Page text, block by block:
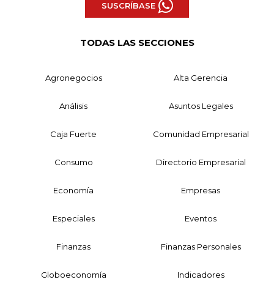
SUSCRÍBASE
TODAS LAS SECCIONES
Agronegocios Alta Gerencia
Análisis Asuntos Legales
Caja Fuerte Comunidad Empresarial
Consumo Directorio Empresarial
Economía Empresas
Especiales Eventos
Finanzas Finanzas Personales
Globoeconomía Indicadores